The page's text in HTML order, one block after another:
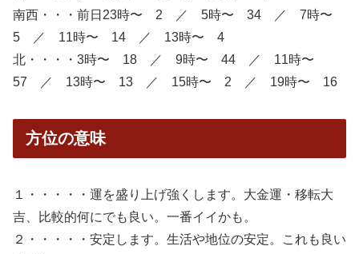
南西・・・前日23時〜 2 ／ 5時〜 34 ／ 7時〜
5 ／ 11時〜 14 ／ 13時〜 4
北・・・・3時〜 18 ／ 9時〜 44 ／ 11時〜
57 ／ 13時〜 13 ／ 15時〜 2 ／ 19時〜 16
方位の意味
１・・・・・運を盛り上げ強くします。大金運・移転大
吉、比較的何にでも良い。一番イイかも。
２・・・・・安定します。生活や地位の安定。これも良い